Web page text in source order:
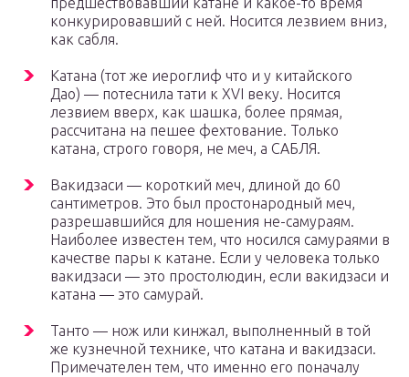
конкурировавший с ней. Носится лезвием вниз,
как сабля.
Катана (тот же иероглиф что и у китайского
Дао) — потеснила тати к XVI веку. Носится
лезвием вверх, как шашка, более прямая,
рассчитана на пешее фехтование. Только
катана, строго говоря, не меч, а САБЛЯ.
Вакидзаси — короткий меч, длиной до 60
сантиметров. Это был простонародный меч,
разрешавшийся для ношения не-самураям.
Наиболее известен тем, что носился самураями в
качестве пары к катане. Если у человека только
вакидзаси — это простолюдин, если вакидзаси и
катана — это самурай.
Танто — нож или кинжал, выполненный в той
же кузнечной технике, что катана и вакидзаси.
Примечателен тем, что именно его поначалу